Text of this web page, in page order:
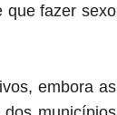
que fazer sexo
embora as